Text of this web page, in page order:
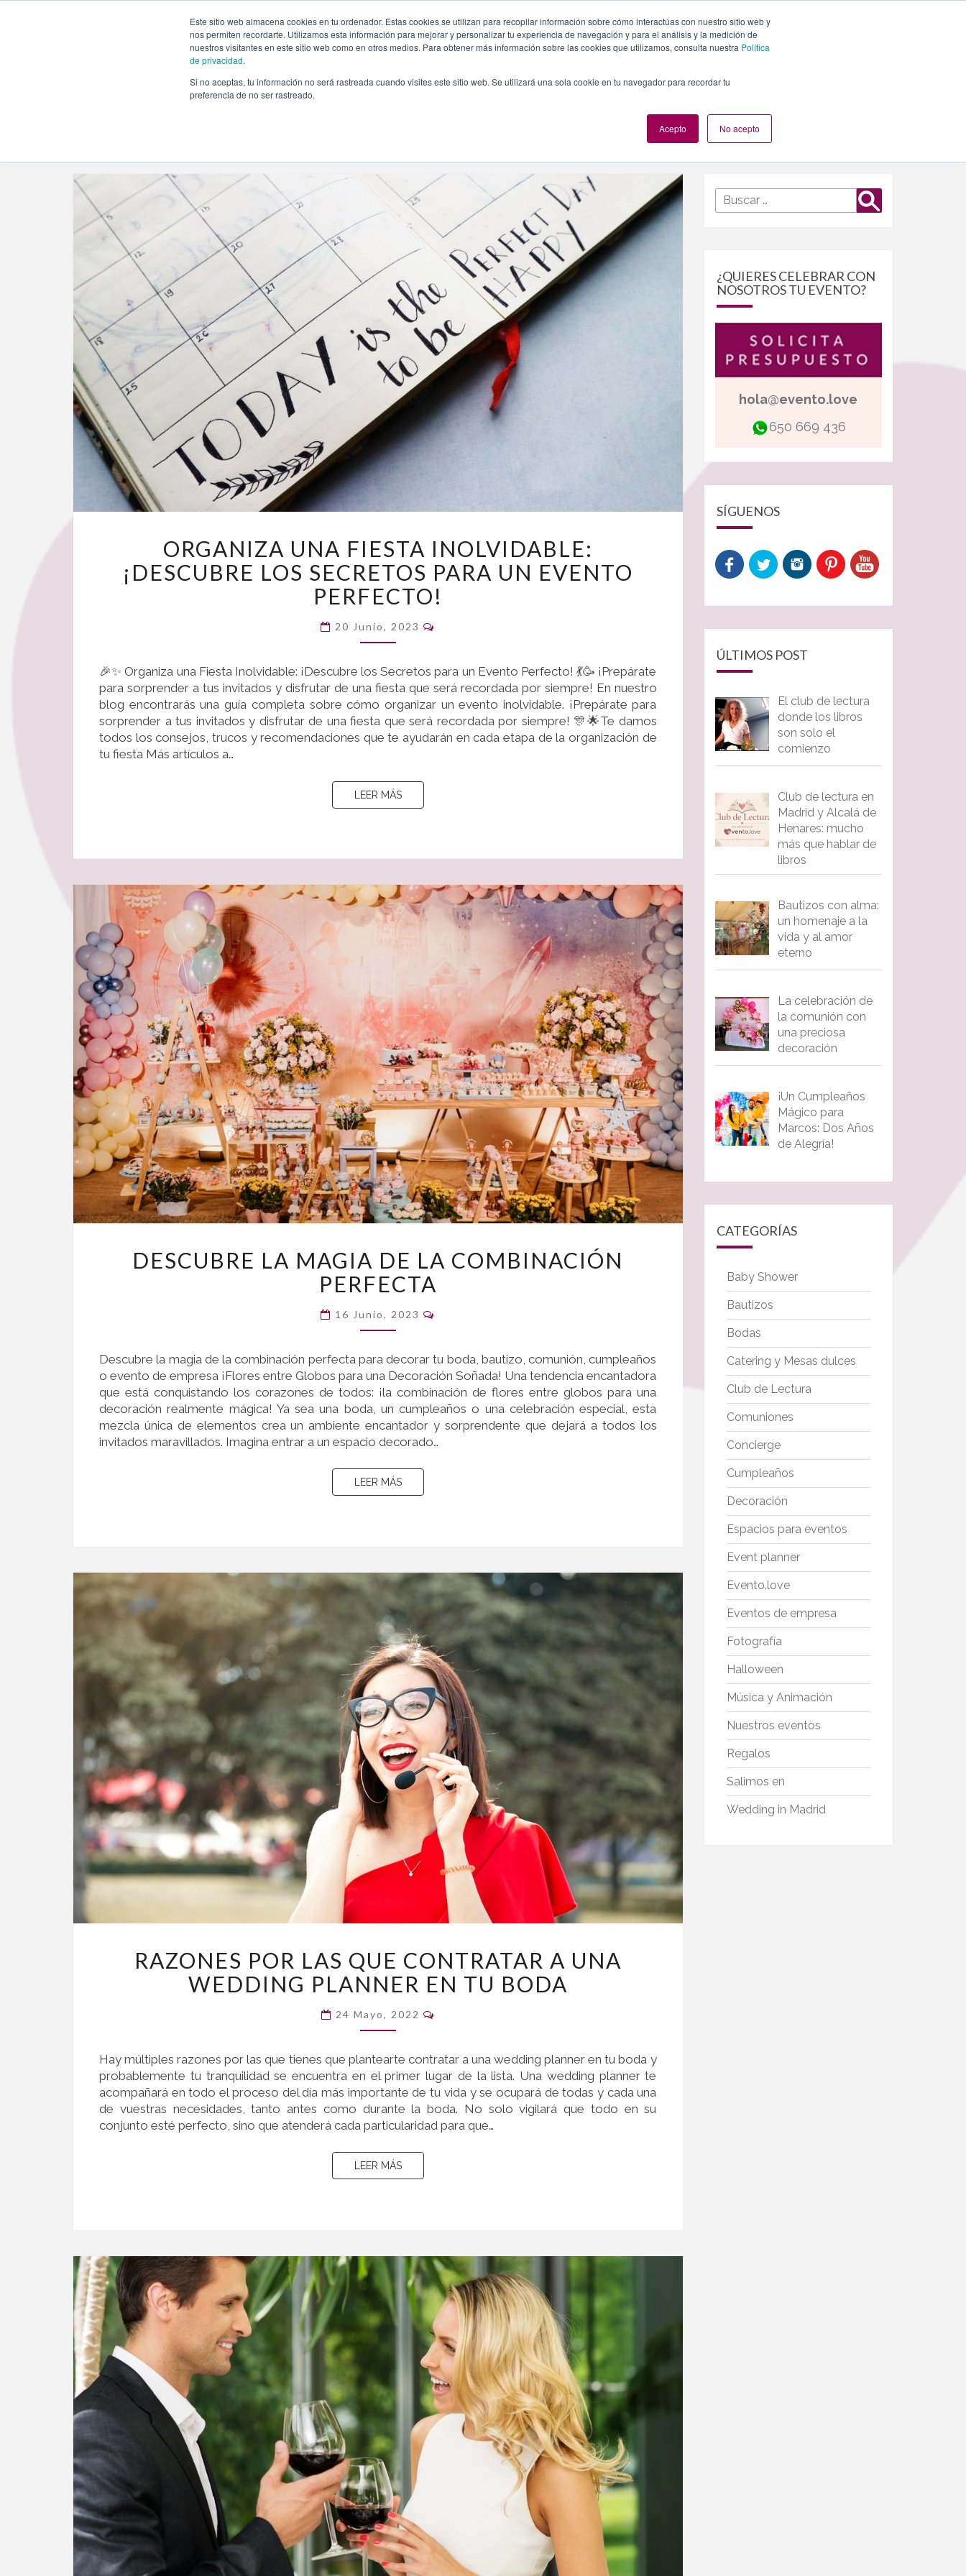
Este sitio web almacena cookies en tu ordenador. Estas cookies se utilizan para recopilar información sobre cómo interactúas con nuestro sitio web y
nos permiten recordarte. Utilizamos esta información para mejorar y personalizar tu experiencia de navegación y para el análisis y la medición de
nuestros visitantes en este sitio web como en otros medios. Para obtener más información sobre las cookies que utilizamos, consulta nuestra Política
de privacidad.
Si no aceptas, tu información no será rastreada cuando visites este sitio web. Se utilizará una sola cookie en tu navegador para recordar tu
preferencia de no ser rastreado.
Acepto No acepto
INICIO QUIÉNES SOMOS TE OFRECEMOS PLANES NUESTROS EVENTOS
destination wedding
UNA
FIESTA
INOLVIDABLE:
¡DESCUBRE
LOS
SECRETOS
UN
EVENTO
PERFECTO!
ORGANIZA UNA FIESTA INOLVIDABLE:
¡DESCUBRE LOS SECRETOS PARA UN EVENTO
PERFECTO!
20 Junio, 2023
🎉✨ Organiza una Fiesta Inolvidable: ¡Descubre los Secretos para un Evento Perfecto! 💃🥳 ¡Prepárate
para sorprender a tus invitados y disfrutar de una fiesta que será recordada por siempre! En nuestro
blog encontrarás una guía completa sobre cómo organizar un evento inolvidable. ¡Prepárate para
sorprender a tus invitados y disfrutar de una fiesta que será recordada por siempre! 🎊🌟Te damos
todos los consejos, trucos y recomendaciones que te ayudarán en cada etapa de la organización de
tu fiesta Más artículos a…
LEER MÁSLEER MÁS
LA
MAGIA
DE
LA
COMBINACIÓN
DESCUBRE LA MAGIA DE LA COMBINACIÓN
PERFECTA
16 Junio, 2023
Descubre la magia de la combinación perfecta para decorar tu boda, bautizo, comunión, cumpleaños
o evento de empresa ¡Flores entre Globos para una Decoración Soñada! Una tendencia encantadora
que está conquistando los corazones de todos: ¡la combinación de flores entre globos para una
decoración realmente mágica! Ya sea una boda, un cumpleaños o una celebración especial, esta
mezcla única de elementos crea un ambiente encantador y sorprendente que dejará a todos los
invitados maravillados. Imagina entrar a un espacio decorado…
LEER MÁSLEER MÁS
POR
LAS
QUE
CONTRATAR
A
WEDDING
PLANNER
EN
TU
RAZONES POR LAS QUE CONTRATAR A UNA
WEDDING PLANNER EN TU BODA
24 Mayo, 2022
Hay múltiples razones por las que tienes que plantearte contratar a una wedding planner en tu boda y
probablemente tu tranquilidad se encuentra en el primer lugar de la lista. Una wedding planner te
acompañará en todo el proceso del día más importante de tu vida y se ocupará de todas y cada una
de vuestras necesidades, tanto antes como durante la boda. No solo vigilará que todo en su
conjunto esté perfecto, sino que atenderá cada particularidad para que…
LEER MÁSLEER MÁS
Buscar
por:
Buscar
¿QUIERES CELEBRAR CON
NOSOTROS TU EVENTO?
hola@evento.love
650 669 436
SÍGUENOS
ÚLTIMOS POST
El club de lectura
donde los libros
son solo el
comienzo
Club de lectura en
Madrid y Alcalá de
Henares: mucho
más que hablar de
libros
Bautizos con alma:
un homenaje a la
vida y al amor
eterno
La celebración de
la comunión con
una preciosa
decoración
¡Un Cumpleaños
Mágico para
Marcos: Dos Años
de Alegría!
CATEGORÍAS
Baby Shower
Bautizos
Bodas
Catering y Mesas dulces
Club de Lectura
Comuniones
Concierge
Cumpleaños
Decoración
Espacios para eventos
Event planner
Evento.love
Eventos de empresa
Fotografía
Halloween
Música y Animación
Nuestros eventos
Regalos
Salimos en
Wedding in Madrid